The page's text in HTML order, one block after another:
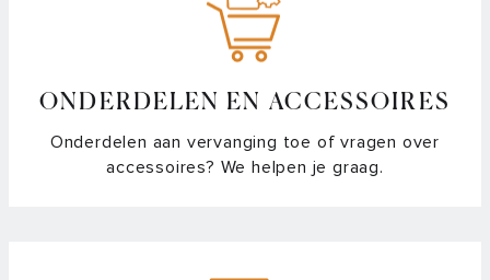
ONDERDELEN EN ACCESSOIRES
Onderdelen aan vervanging toe of vragen over
accessoires? We helpen je graag.